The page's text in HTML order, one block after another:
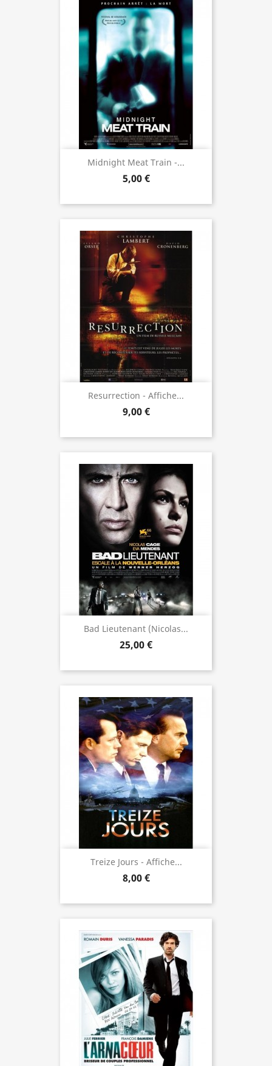
Midnight Meat Train -...
5,00 €
Resurrection - Affiche...
9,00 €
Bad Lieutenant (Nicolas...
25,00 €
Treize Jours - Affiche...
8,00 €